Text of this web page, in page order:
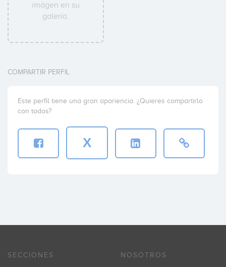
imágen en su
galería.
COMPARTIR PERFIL
Este perfil tiene una gran apariencia. ¿Quieres compartirlo
con todos?
X
SECCIONES NOSOTROS